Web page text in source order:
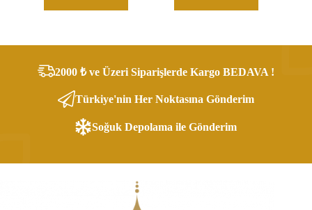
2000 ₺ ve Üzeri Siparişlerde Kargo BEDAVA !
Türkiye'nin Her Noktasına Gönderim
Soğuk Depolama ile Gönderim